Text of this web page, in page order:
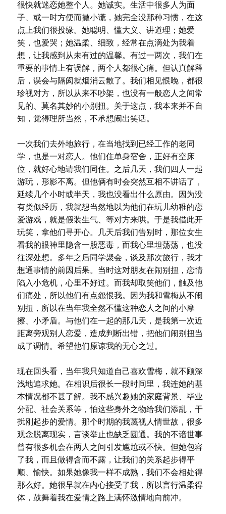
很快就迷恋她整个人。她诚实。生活中很多人为面
子、或一时方便而撒小谎，她完全没那种习惯，在这
点上我们很投缘。她聪明、懂大义、讲道理；她爱
笑，也爱哭；她温柔、细致，经常在点滴处为我着
想，让我感到从未有过的温馨。有过一两次，我们在
重要的事情上有误解，两个人都很心痛。但认真解释
后，误会与隔阂就烟消云散了。我们相见恨晚，都很
珍视对方，所以从来不吵架，也没有一般恋人之间常
见的、莫名其妙的小别扭。关于这点，我本来并不自
知，觉得理所当然，不承想闹出笑话。
一次我们去外地旅行，在当地找到已经工作的老同
学，也是一对恋人。他们住单身宿舍，正好有空床
位，就好心地请我们同住。之后几天，我们四人一起
游玩，形影不离。但他俩有时会突然互相不讲话了，
延续几个小时或半天，我也没看出什么原由。因为没
有类似经历，我就想当然地以为他们在玩儿幼稚的恋
爱游戏，就是假装生气、等对方来哄。于是我借此开
玩笑，拿他们寻开心。几天后我们告别时，那位女生
看我的眼神里隐含一股恶毒，而我心里坦荡荡，也没
往深处想。多年之后同学聚会，谈及那次旅行，我才
想通事情的前因后果。当时这对朋友在闹别扭，恋情
陷入小危机，心里不好过。而我却取笑他们，触及他
们痛处，所以他们有点怨恨我。因为我和雪梅从不闹
别扭，所以在当年我全然不懂这种恋人之间的小摩
擦、小矛盾。与他们在一起的那几天，是我第一次近
距离旁观别人恋爱，造成判断出错，把他们闹别扭当
成了调情。希望他们原谅我的无心之过。
现在回头看，当年我只知道自己喜欢雪梅，就不顾深
浅地追求她。在相识后很长一段时间里，我连她的基
本情况都不甚了解。我不感兴趣她的家庭背景、毕业
分配、社会关系等，怕这些身外之物给我们添乱，干
扰刚起步的爱情。那个时期的我蔑视人情世故，很多
观念脱离现实，言谈举止也缺乏圆通。我的不谙世事
曾有很多机会在两人之间引发尴尬或不快。但她包容
了我，而且做得含而不露，让我们的关系起步得平
顺、愉快。如果她像我一样不成熟，我们不会相处得
那么好。她很早就在内心接受了我，所以言行温柔得
体，鼓舞着我在爱情之路上满怀激情地向前冲。